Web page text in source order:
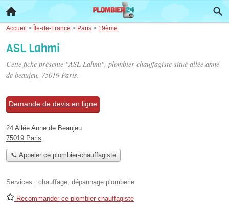
Accueil > Île-de-France > Paris > 19ème
ASL Lahmi
Cette fiche présente "ASL Lahmi", plombier-chauffagiste situé allée anne
de beaujeu, 75019 Paris.
Demande de devis en ligne
24 Allée Anne de Beaujeu
75019 Paris
📞 Appeler ce plombier-chauffagiste
Services : chauffage, dépannage plomberie
Recommander ce plombier-chauffagiste